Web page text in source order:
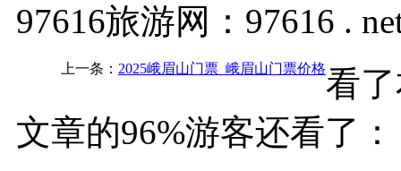
97616旅游网：97616 .
上一条： 2025峨眉山门票_峨眉山门票价格看
文章的96%游客还看了：